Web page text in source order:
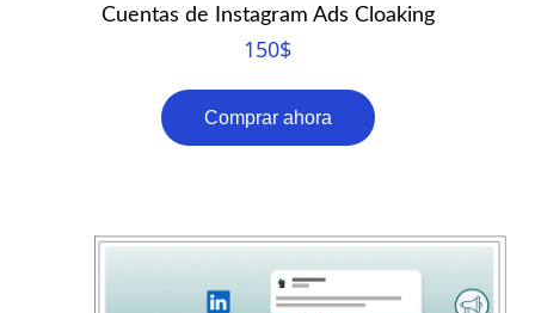
Cuentas de Instagram Ads Cloaking
150$
Comprar ahora